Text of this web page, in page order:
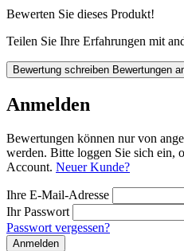
Bewerten Sie dieses Produkt!
Teilen Sie Ihre Erfahrungen mit
Bewertung schreiben Bewertungen
Anmelden
Bewertungen können nur von
werden. Bitte loggen Sie sich ein,
Account. Neuer Kunde?
Ihre E-Mail-Adresse
Ihr Passwort
Passwort vergessen?
Anmelden